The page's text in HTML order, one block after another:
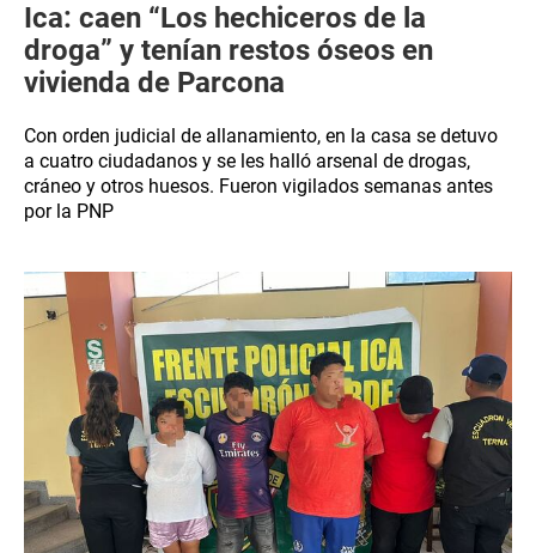
Ica: caen “Los hechiceros de la
droga” y tenían restos óseos en
vivienda de Parcona
Con orden judicial de allanamiento, en la casa se detuvo
a cuatro ciudadanos y se les halló arsenal de drogas,
cráneo y otros huesos. Fueron vigilados semanas antes
por la PNP